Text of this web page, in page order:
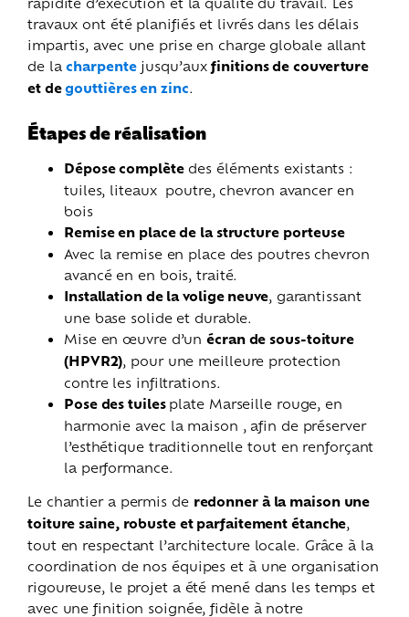
travaux ont été planifiés et livrés dans les délais
impartis, avec une prise en charge globale allant
de lacharpentejusqu’auxfinitions de couverture
et degouttières en zinc.
Étapes de réalisation
Dépose complètedes éléments existants :
tuiles, liteaux poutre, chevron avancer en
bois
Remise en place de la structure porteuse
Avec la remise en place des poutres chevron
avancé en en bois, traité.
Installation de la volige neuve, garantissant
une base solide et durable.
Mise en œuvre d’unécran de sous-toiture
(HPVR2), pour une meilleure protection
contre les infiltrations.
Pose des tuiles plate Marseille rouge, en
harmonie avec la maison , afin de préserver
l’esthétique traditionnelle tout en renforçant
la performance.
Le chantier a permis de redonner à la maison une
toiture saine, robuste et parfaitement étanche,
tout en respectant l’architecture locale. Grâce à la
coordination de nos équipes et à une organisation
rigoureuse, le projet a été mené dans les temps et
avec une finition soignée, fidèle à notre